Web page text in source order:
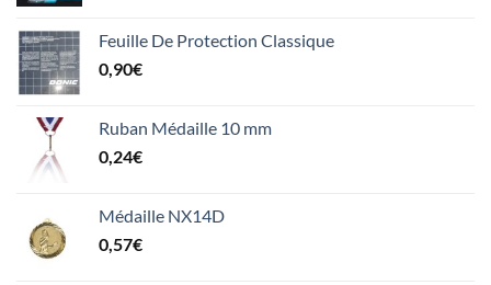
Feuille De Protection Classique
0,90€
Ruban Médaille 10 mm
0,24€
Médaille NX14D
0,57€